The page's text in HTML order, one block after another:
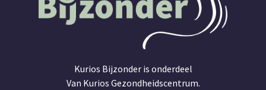
Kurios Bijzonder is onderdeel
Van Kurios Gezondheidscentrum.